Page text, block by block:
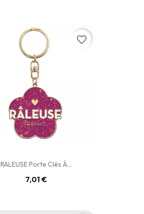
RALEUSE Porte Clés À...
7,01 €
favorite_border